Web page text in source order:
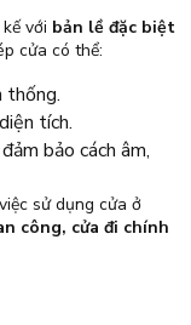
với bản lề đặc biệt
cửa có thể:
thống.
tích.
bảo cách âm,
sử dụng cửa ở
công, cửa đi chính